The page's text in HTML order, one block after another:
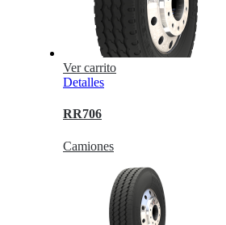
Ver carrito
Detalles
RR706
Camiones